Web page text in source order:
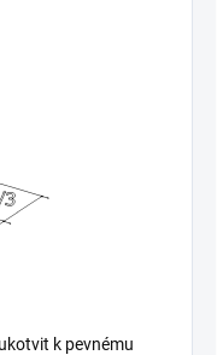
k pevnému